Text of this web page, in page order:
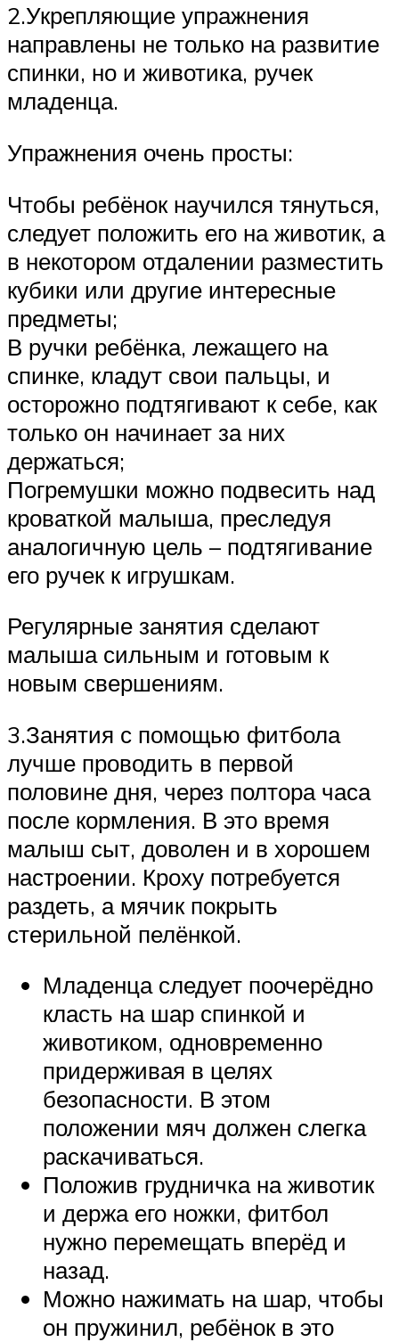
2.Укрепляющие упражнения
направлены не только на развитие
спинки, но и животика, ручек
младенца.
Упражнения очень просты:
Чтобы ребёнок научился тянуться,
следует положить его на животик, а
в некотором отдалении разместить
кубики или другие интересные
предметы;
В ручки ребёнка, лежащего на
спинке, кладут свои пальцы, и
осторожно подтягивают к себе, как
только он начинает за них
держаться;
Погремушки можно подвесить над
кроваткой малыша, преследуя
аналогичную цель – подтягивание
его ручек к игрушкам.
Регулярные занятия сделают
малыша сильным и готовым к
новым свершениям.
3.Занятия с помощью фитбола
лучше проводить в первой
половине дня, через полтора часа
после кормления. В это время
малыш сыт, доволен и в хорошем
настроении. Кроху потребуется
раздеть, а мячик покрыть
стерильной пелёнкой.
Младенца следует поочерёдно
класть на шар спинкой и
животиком, одновременно
придерживая в целях
безопасности. В этом
положении мяч должен слегка
раскачиваться.
Положив грудничка на животик
и держа его ножки, фитбол
нужно перемещать вперёд и
назад.
Можно нажимать на шар, чтобы
он пружинил, ребёнок в это